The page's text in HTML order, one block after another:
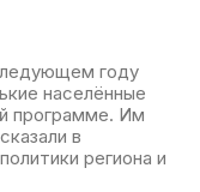
году
населённые
программе. Им
в
региона и